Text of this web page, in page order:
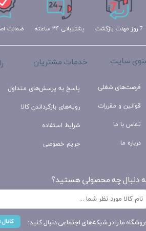
پشتیبانی ۲۴ ساعته 7 روز مهلت بازگشت ضمانت
خدمات مشتریان
پاسخ به پرسش‌های متداول
رویه‌های بازگرداندن کالا
شرایط استفاده
حریم خصوصی
سایت
فرصت‌های شغلی
قوانین و مقررات
تماس با ما
درباره ما
دنبال چه محصولی هستید؟
ما را در شبکه‌های اجتماعی دنبال کنید: